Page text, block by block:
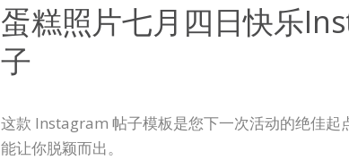
蛋糕照片七月四日快乐
子
这款 Instagram 帖子模板是您下一次活动的绝佳起
能让你脱颖而出。